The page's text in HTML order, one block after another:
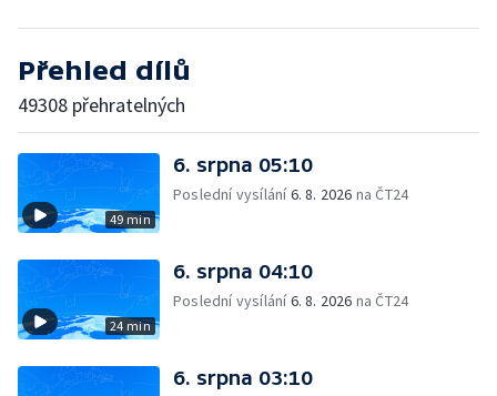
Přehled dílů
49308 přehratelných
49 min
6. srpna 05:10
Poslední vysílání6. 8. 2026 na ČT24
24 min
6. srpna 04:10
Poslední vysílání6. 8. 2026 na ČT24
6. srpna 03:10